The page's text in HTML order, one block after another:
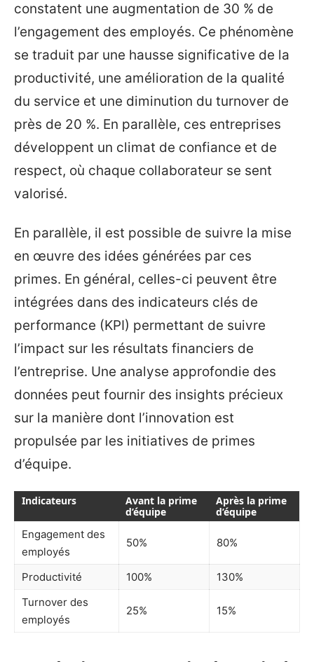
constatent une augmentation de 30 % de
l’engagement des employés. Ce phénomène
se traduit par une hausse significative de la
productivité, une amélioration de la qualité
du service et une diminution du turnover de
près de 20 %. En parallèle, ces entreprises
développent un climat de confiance et de
respect, où chaque collaborateur se sent
valorisé.
En parallèle, il est possible de suivre la mise
en œuvre des idées générées par ces
primes. En général, celles-ci peuvent être
intégrées dans des indicateurs clés de
performance (KPI) permettant de suivre
l’impact sur les résultats financiers de
l’entreprise. Une analyse approfondie des
données peut fournir des insights précieux
sur la manière dont l’innovation est
propulsée par les initiatives de primes
d’équipe.
Indicateurs
Avant la prime
d’équipe
Après la prime
d’équipe
Engagement des
employés
50% 80%
Productivité 100%
130%
Turnover des
employés
25% 15%